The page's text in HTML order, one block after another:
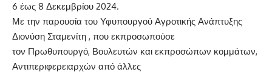
6 έως 8 Δεκεμβρίου 2024.
Με την παρουσία του Υφυπουργού Αγροτικής Ανάπτυξης
Διονύση Σταμενίτη , που εκπροσωπούσε
τον Πρωθυπουργό, Βουλευτών και εκπροσώπων κομμάτων,
Αντιπεριφερειαρχών από άλλες